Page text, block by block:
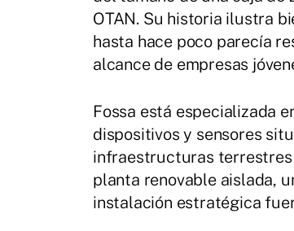
OTAN. Su historia ilustra
hasta hace poco parecía
alcance de empresas
Fossa está especializada
dispositivos y sensores
infraestructuras terrestres
planta renovable aislada,
instalación estratégica